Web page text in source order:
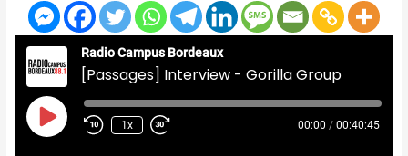
Radio Campus Bordeaux
[Passages] Interview - Gorilla Group
Play
Episode
1x 00:00 / 00:40:45